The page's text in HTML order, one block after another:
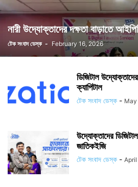
নারী উদ্যোক্তাদের দক্ষতা বাড়াতে
টেক সংবাদ ডেস্ক - February 16, 2026
ডিজিটাল
ক্যাপিটাল
টেক সংবাদ ডেস্ক -
উদ্যোক্তাদের
জাতিকইজি
টেক সংবাদ ডেস্ক -